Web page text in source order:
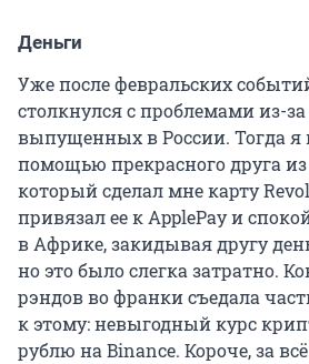
Деньги
Уже после февральских
столкнулся с проблемами из-за
выпущенных в России. Тогда я
помощью прекрасного друга
который сделал мне карту
привязал ее к ApplePay и
в Африке, закидывая другу
но это было слегка затратно.
рэндов во франки съедала
к этому: невыгодный курс
рублю на Binance. Короче, за